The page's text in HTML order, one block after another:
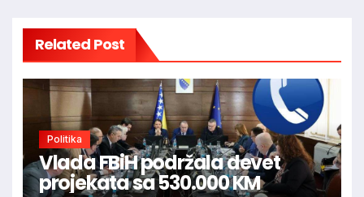
Related Post
Politika
Vlada FBiH podržala devet
projekata sa 530.000 KM